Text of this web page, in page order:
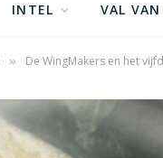
INTEL VAL VAN
» De WingMakers en het